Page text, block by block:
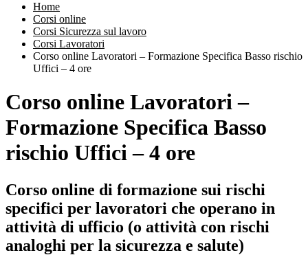
Home
Corsi online
Corsi Sicurezza sul lavoro
Corsi Lavoratori
Corso online Lavoratori – Formazione Specifica Basso rischio
Uffici – 4 ore
Corso online Lavoratori –
Formazione Specifica Basso
rischio Uffici – 4 ore
Corso online di formazione sui rischi
specifici per lavoratori che operano in
attività di ufficio (o attività con rischi
analoghi per la sicurezza e salute)